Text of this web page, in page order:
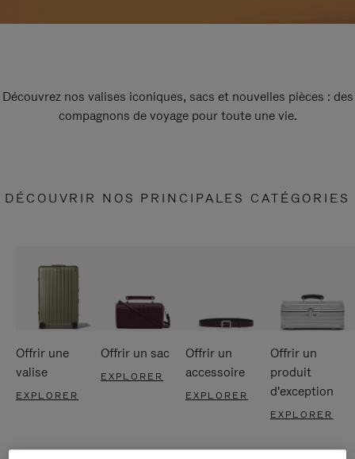
Découvrez nos valises iconiques, sacs et nouvelles pièces : des
compagnons de voyage pour toute une vie.
DÉCOUVRIR NOS PRINCIPALES CATÉGORIES
Offrir une
valise
EXPLORER
Offrir un sac
EXPLORER
Offrir un
accessoire
EXPLORER
Offrir un
produit
d'exception
EXPLORER